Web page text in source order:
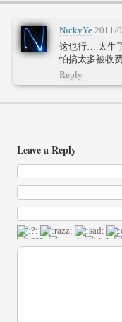
NickyYe 2011/
这也行….太牛
怕搞太多被收
Reply
Leave a Reply